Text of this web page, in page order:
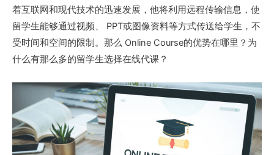
着互联网和现代技术的迅速发展，他将利用远程传输信息，使
留学生能够通过视频、 PPT或图像资料等方式传送给学生，不
受时间和空间的限制。那么 Online Course的优势在哪里？为
什么有那么多的留学生选择在线代课？